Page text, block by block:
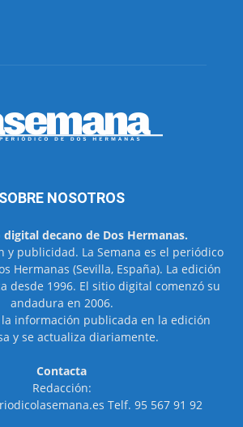
SOBRE NOSOTROS
digital decano de Dos Hermanas.
y publicidad. La Semana es el periódico
Hermanas (Sevilla, España). La edición
desde 1996. El sitio digital comenzó su
andadura en 2006.
información publicada en la edición
y se actualiza diariamente.
Contacta
Redacción:
Telf. 95 567 91 92